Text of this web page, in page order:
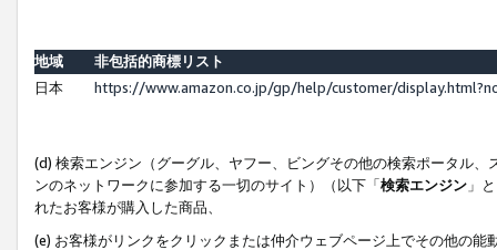
地域
非包括的商標リスト
日本
https://www.amazon.co.jp/gp/help/customer/
(d) 検索エンジン（グーグル、ヤフー、ビングその他の検索ポータル
ンのネットワークに参加する一切のサイト）（以下「検索エンジン 」
れたお客様が購入した商品、
(e) お客様がリンクをクリックまたは仲介ウェブページ上でその他の